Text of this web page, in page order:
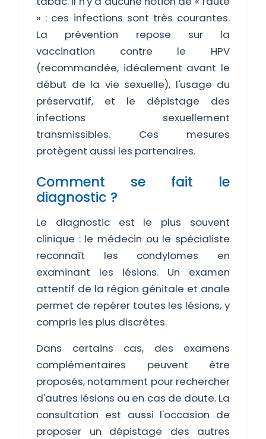
» : ces infections sont très courantes.
La prévention repose sur la
vaccination contre le HPV
(recommandée, idéalement avant le
début de la vie sexuelle), l'usage du
préservatif, et le dépistage des
infections sexuellement
transmissibles. Ces mesures
protègent aussi les partenaires.
Comment se fait le
diagnostic ?
Le diagnostic est le plus souvent
clinique : le médecin ou le spécialiste
reconnaît les condylomes en
examinant les lésions. Un examen
attentif de la région génitale et anale
permet de repérer toutes les lésions, y
compris les plus discrètes.
Dans certains cas, des examens
complémentaires peuvent être
proposés, notamment pour rechercher
d'autres lésions ou en cas de doute. La
consultation est aussi l'occasion de
proposer un dépistage des autres